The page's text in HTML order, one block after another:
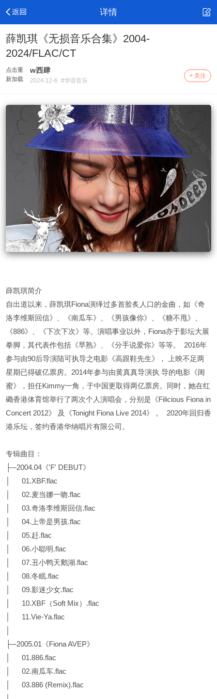
详情
薛凯琪《无损音乐合集》2004-
2024/FLAC/CT
点击重
新加载
w西肆
2024-12-6 #华语音乐
+ 关注
薛凯琪简介
自出道以来，薛凯琪Fiona演绎过多首脍炙人口的金曲，如《奇
洛李维斯回信》、《南瓜车》、《男孩像你》、《糖不甩》、
《886》、《下次下次》等。演唱事业以外，Fiona亦于影坛大展
拳脚，其代表作包括《早熟》、《分手说爱你》等等。 2016年
参与由90后导演陆可执导之电影《高跟鞋先生》， 上映不足两
星期已得破亿票房。2014年参与由黄真真导演执 导的电影《闺
蜜》，担任Kimmy一角，于中国更取得两亿票房。同时，她在红
磡香港体育馆举行了两次个人演唱会，分别是《Filicious Fiona in
Concert 2012》 及《Tonight Fiona Live 2014》 。 2020年回归香
港乐坛，签约香港华纳唱片有限公司。
专辑曲目：
├─2004.04《'F' DEBUT》
│ 01.XBF.flac
│ 02.麦当娜一吻.flac
│ 03.奇洛李维斯回信.flac
│ 04.上帝是男孩.flac
│ 05.赶.flac
│ 06.小聪明.flac
│ 07.丑小鸭天鹅湖.flac
│ 08.冬眠.flac
│ 09.影迷少女.flac
│ 10.XBF（Soft Mix）.flac
│ 11.Vie-Ya.flac
├─2005.01《Fiona AVEP》
│ 01.886.flac
│ 02.南瓜车.flac
│ 03.886 (Remix).flac